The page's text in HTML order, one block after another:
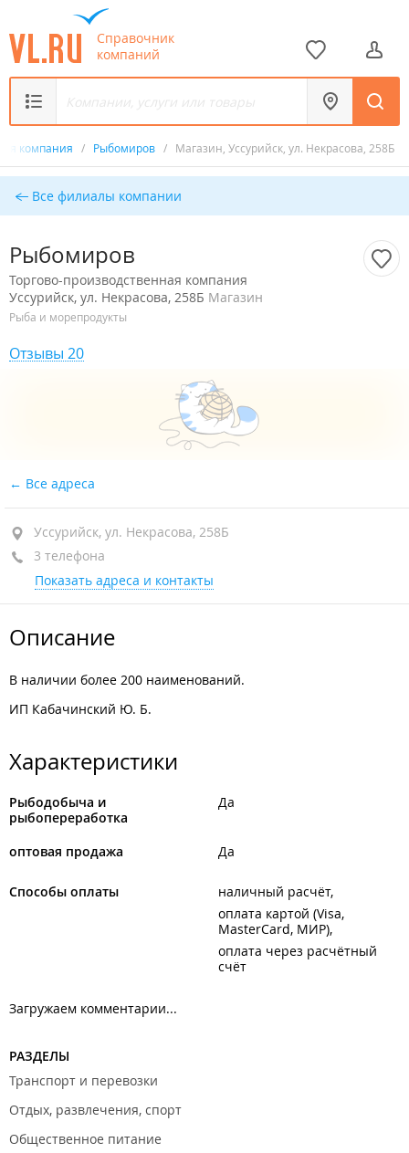
Справочник
компаний
компания / Рыбомиров / Магазин, Уссурийск, ул. Некрасова, 258Б
Все филиалы компании
Рыбомиров
Торгово-производственная компания
Уссурийск, ул. Некрасова, 258Б Магазин
Рыба и морепродукты
Отзывы 20
Все адреса
Уссурийск, ул. Некрасова, 258Б
3 телефона
Показать адреса и контакты
Описание
В наличии более 200 наименований.
ИП Кабачинский Ю. Б.
Характеристики
Рыбодобыча и
рыбопереработка
Да
оптовая продажа Да
Способы оплаты
наличный расчёт
оплата картой (Visa,
MasterCard, МИР)
оплата через расчётный
счёт
Загружаем комментарии...
РАЗДЕЛЫ
Транспорт и перевозки
Отдых, развлечения, спорт
Общественное питание